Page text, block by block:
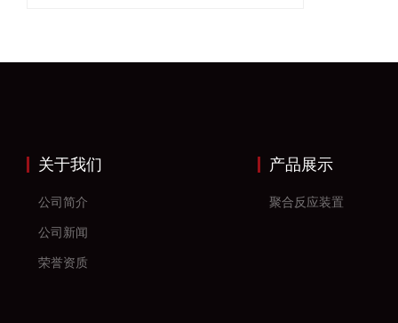
关于我们
公司简介
公司新闻
荣誉资质
产品展示
聚合反应装置